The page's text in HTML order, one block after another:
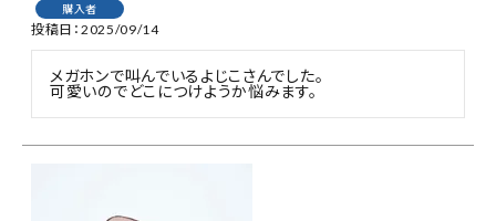
購入者
投稿日 2025/09/14
メガホンで叫んでいるよじこさんでした。
可愛いのでどこにつけようか悩みます。